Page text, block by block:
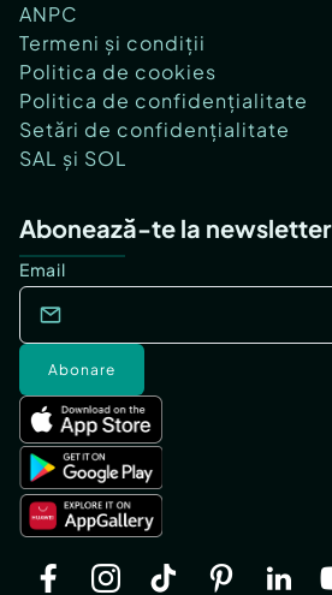
ANPC
Termeni și condiții
Politica de cookies
Politica de confidențialitate
Setări de confidențialitate
SAL și SOL
Abonează-te la newsletter
Email
Abonare